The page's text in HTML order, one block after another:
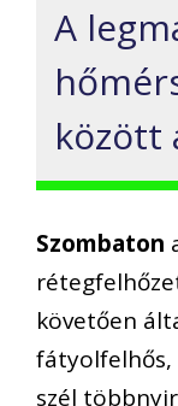
A
között
Szombaton
követően
fátyolfelhős,
szél